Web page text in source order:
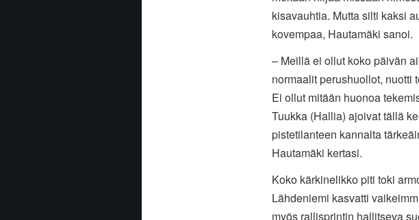
kisavauhtia. Mutta silti kaksi
kovempaa, Hautamäki sanoi.
– Meillä ei ollut koko päivän
normaalit perushuollot, nuotti
Ei ollut mitään huonoa
Tuukka (Hallia) ajoivat tällä
pistetilanteen kannalta
Hautamäki kertasi.
Koko kärkinelikko piti toki
Lähdeniemi kasvatti
myös rallisprintin hallitseva